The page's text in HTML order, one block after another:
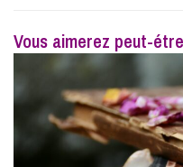
Vous aimerez peut-